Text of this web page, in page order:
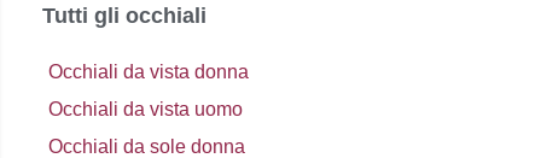
Tutti gli occhiali
Occhiali da vista donna
Occhiali da vista uomo
Occhiali da sole donna